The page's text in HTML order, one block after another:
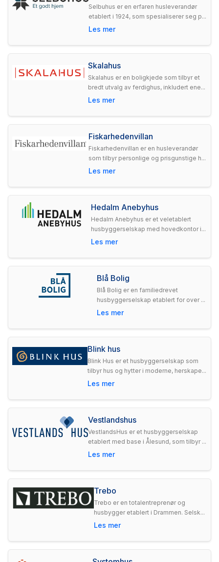
Selbuhus er en erfaren husleverandør
etablert i 1924, som spesialiserer seg p...
Les mer
Skalahus
Skalahus er en boligkjede som tilbyr et
bredt utvalg av ferdighus, inkludert ene...
Les mer
Fiskarhedenvillan
Fiskarhedenvillan er en husleverandør
som tilbyr personlige og prisgunstige h...
Les mer
Hedalm Anebyhus
Hedalm Anebyhus er et veletablert
husbyggerselskap med hovedkontor i...
Les mer
Blå Bolig
Blå Bolig er en familiedrevet
husbyggerselskap etablert for over ...
Les mer
Blink hus
Blink Hus er et husbyggerselskap som
tilbyr hus og hytter i moderne, herskape...
Les mer
Vestlandshus
VestlandsHus er et husbyggerselskap
etablert med base i Ålesund, som tilbyr ...
Les mer
Trebo
Trebo er en totalentreprenør og
husbygger etablert i Drammen. Selsk...
Les mer